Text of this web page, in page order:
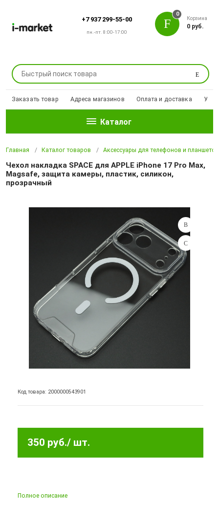
+7 937 299-55-00
пн.-пт. 8:00-17:00
Поиск
0
Корзина
0 руб.
Заказать товар Адреса магазинов Оплата и доставка
Каталог
Главная Каталог товаров Аксессуары для телефонов и планшетов
Чехол накладка SPACE для APPLE iPhone 17 Pro Max,
Magsafe, защита камеры, пластик, силикон,
прозрачный
Код товара: 2000000543901
350 руб./ шт.
Полное описание